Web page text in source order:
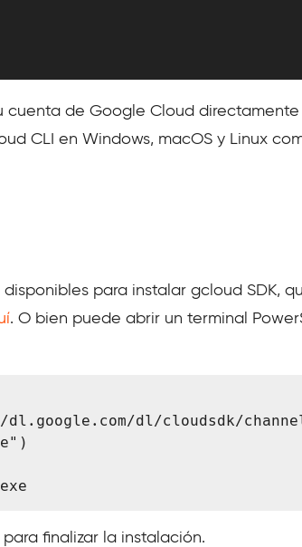
de Google Cloud
CLI en Windows, macOS y Linux
para instalar gcloud SDK,
. O bien puede abrir un terminal
dl/cloudsdk/
finalizar la instalación.